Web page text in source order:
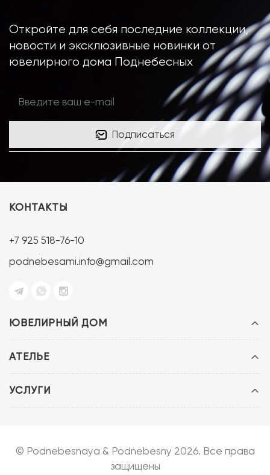
Откройте для себя последние коллекции,
новости и эксклюзивные новинки от
ювелирного дома Поднебесных
Подписаться
ЮВЕЛИРНЫЙ ДОМ
АТЕЛЬЕ
УСЛУГИ
КОНТАКТЫ
+7 925 518-76-10
podnebesami.info@gmail.com
© Podnebesnaya & Podnebesny 2026. Все права
защищены